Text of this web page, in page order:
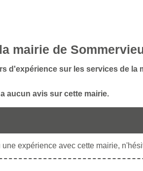
mairie de
d'expérience sur les services de la
aucun avis sur cette mairie.
expérience avec cette mairie,